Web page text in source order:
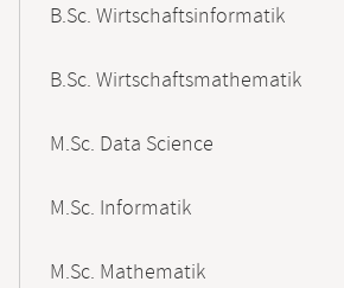
B.Sc. Wirtschaftsinformatik
B.Sc. Wirtschaftsmathematik
M.Sc. Data Science
M.Sc. Informatik
M.Sc. Mathematik